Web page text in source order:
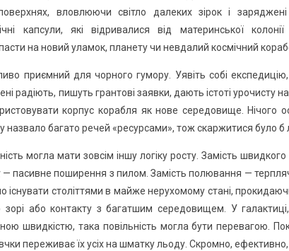
вловлюючи світло далеких зірок і
капсули, які відривалися від материнської
на новий уламок, планету чи невдалий космічний
приємний для чорного гумору. Уявіть собі
радіють, пишуть грантові заявки, дають істоті урочисту
корпус корабля як нове середовище. Нічого
назвало багато речей «ресурсами», тож скаржитися було б
могла мати зовсім іншу логіку росту. Замість
— пасивне поширення з пилом. Замість полювання —
існувати століттями в майже нерухомому стані,
або контакту з багатшим середовищем. У галактиці,
швидкістю, така повільність могла бути перевагою.
переживає їх усіх на шматку льоду. Скромно, ефективно,